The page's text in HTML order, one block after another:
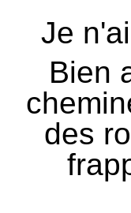
Je
Bien
des